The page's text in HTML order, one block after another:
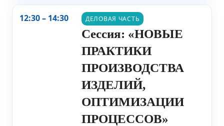
12:30 – 14:30 ДЕЛОВАЯ ЧАСТЬ
Сессия: «НОВЫЕ
ПРАКТИКИ
ПРОИЗВОДСТВА
ИЗДЕЛИЙ,
ОПТИМИЗАЦИИ
ПРОЦЕССОВ»